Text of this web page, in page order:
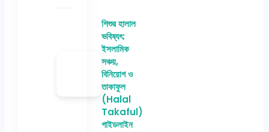
শিশুর হালাল
ভবিষ্যৎ:
ইসলামিক
সঞ্চয়,
বিনিয়োগ ও
তাকাফুল
(Halal
Takaful)
গাইডলাইন